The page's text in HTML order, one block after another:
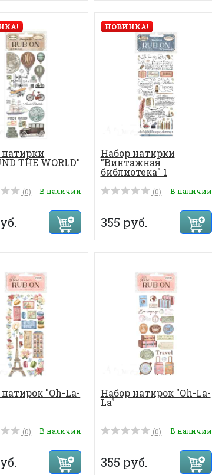
THE WORLD"
(0) В наличии
НОВИНКА!
Набор натирки
"Винтажная
библиотека" 1
(0) В наличии
355 руб.
"Oh-La-
(0) В наличии
Набор натирок "Oh-La-
La"
(0) В наличии
355 руб.